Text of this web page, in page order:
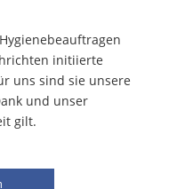
initiierte
uns sind sie unsere
und unser
gilt.